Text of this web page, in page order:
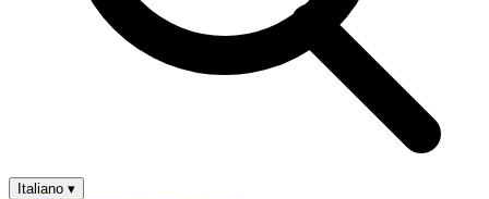
Italiano ▾